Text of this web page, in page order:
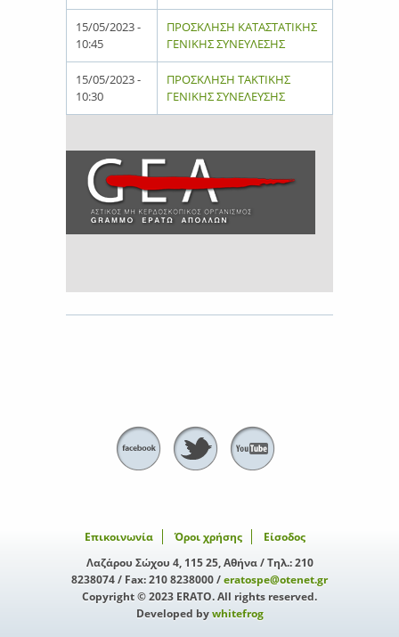
15/05/2023 -
10:45
ΠΡΟΣΚΛΗΣΗ ΚΑΤΑΣΤΑΤΙΚΗΣ
ΓΕΝΙΚΗΣ ΣΥΝΕΥΛΕΣΗΣ
15/05/2023 -
10:30
ΠΡΟΣΚΛΗΣΗ ΤΑΚΤΙΚΗΣ
ΓΕΝΙΚΗΣ ΣΥΝΕΛΕΥΣΗΣ
Επικοινωνία Όροι χρήσης
Είσοδος
Λαζάρου Σώχου 4, 115 25, Αθήνα / Τηλ.: 210
8238074 / Fax: 210 8238000 /eratospe@otenet.gr
Copyright © 2023 ERATO. All rights reserved.
Developed bywhitefrog